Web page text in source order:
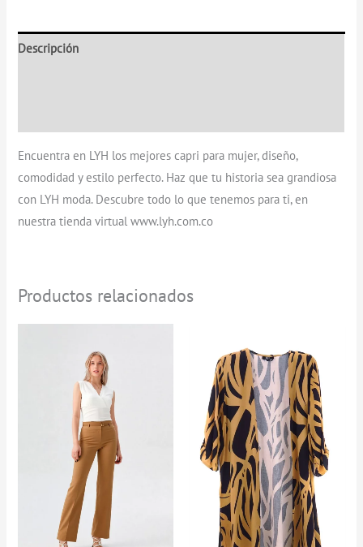
Descripción
Encuentra en LYH los mejores capri para mujer, diseño,
comodidad y estilo perfecto. Haz que tu historia sea grandiosa
con LYH moda. Descubre todo lo que tenemos para ti, en
nuestra tienda virtual www.lyh.com.co
Productos relacionados
precios:
desde
$0
hasta
$129.900